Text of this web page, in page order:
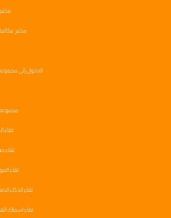
مختبر
الدخول إلى
مجموعه
لقاء
لقاء
لقاء
لقاء الذكاء
لقاء اسماك